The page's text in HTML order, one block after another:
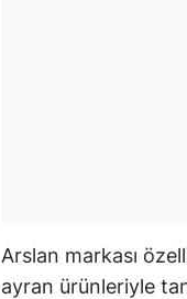
Arslan markası
ayran ürünleriyle